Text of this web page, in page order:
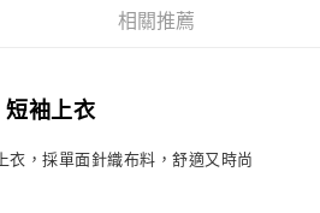
相關推薦
短袖上衣
衣，採單面針織布料，舒適又時尚